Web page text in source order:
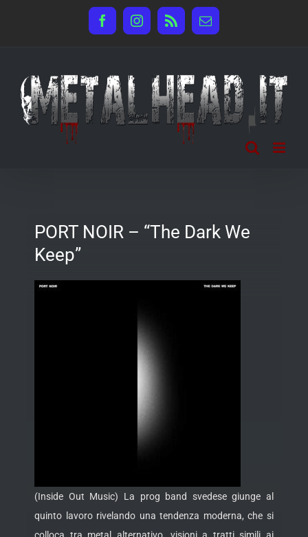
FacebookInstagram
Rss Email
PORT NOIR – “The Dark We
Keep”
(Inside Out Music) La prog band svedese giunge al
quinto lavoro rivelando una tendenza moderna, che si